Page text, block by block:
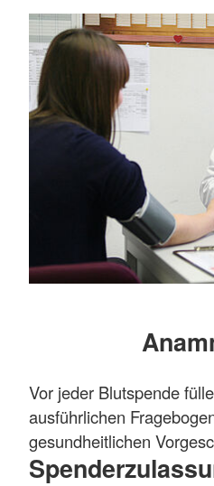
Vor jeder Blutspende
ausführlichen
gesundheitlichen